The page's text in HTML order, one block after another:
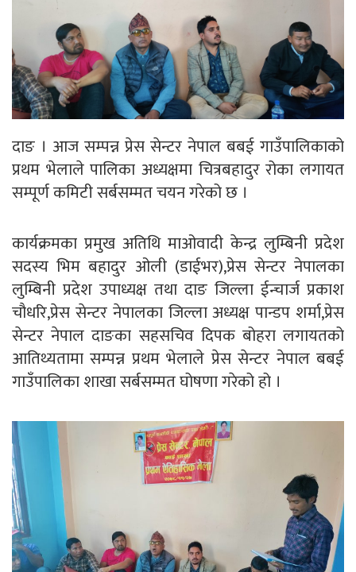
दाङ । आज सम्पन्न प्रेस सेन्टर नेपाल बबई गाउँपालिकाको
प्रथम भेलाले पालिका अध्यक्षमा चित्रबहादुर रोका लगायत
सम्पूर्ण कमिटी सर्बसम्मत चयन गरेको छ ।
कार्यक्रमका प्रमुख अतिथि माओवादी केन्द्र लुम्बिनी प्रदेश
सदस्य भिम बहादुर ओली (डाईभर),प्रेस सेन्टर नेपालका
लुम्बिनी प्रदेश उपाध्यक्ष तथा दाङ जिल्ला ईन्चार्ज प्रकाश
चौधरि,प्रेस सेन्टर नेपालका जिल्ला अध्यक्ष पान्डप शर्मा,प्रेस
सेन्टर नेपाल दाङका सहसचिव दिपक बोहरा लगायतको
आतिथ्यतामा सम्पन्न प्रथम भेलाले प्रेस सेन्टर नेपाल बबई
गाउँपालिका शाखा सर्बसम्मत घोषणा गरेको हो ।